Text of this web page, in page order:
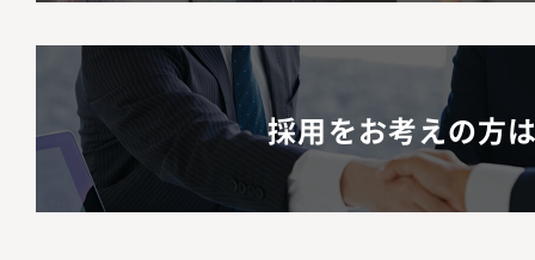
採用をお考えの方